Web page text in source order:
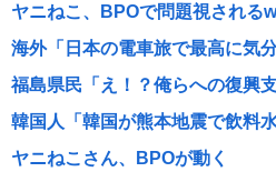
ヤニねこ、BPOで問題視される
海外「日本の電車旅で最高に気
福島県民「え！？俺らへの復興
韓国人「韓国が熊本地震で飲料
ヤニねこさん、BPOが動く